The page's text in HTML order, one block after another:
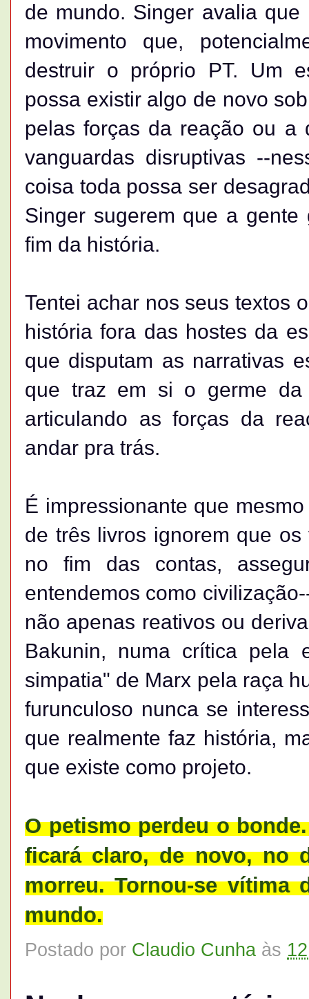
de mundo. Singer avalia
movimento que,
destruir o próprio PT. Um
possa existir algo de novo
pelas forças da reação ou a
vanguardas disruptivas --
coisa toda possa ser
Singer sugerem que a
fim da história.
Tentei achar nos seus textos
história fora das hostes da
que disputam as narrativas
que traz em si o germe da
articulando as forças da
andar pra trás.
É impressionante que
de três livros ignorem que
no fim das contas,
entendemos como
não apenas reativos ou
Bakunin, numa crítica pela
simpatia" de Marx pela raça
furunculoso nunca se
que realmente faz história,
que existe como projeto.
O petismo perdeu o
ficará claro, de novo, no
morreu. Tornou-se vítima
mundo.
Postado por Claudio Cunha às